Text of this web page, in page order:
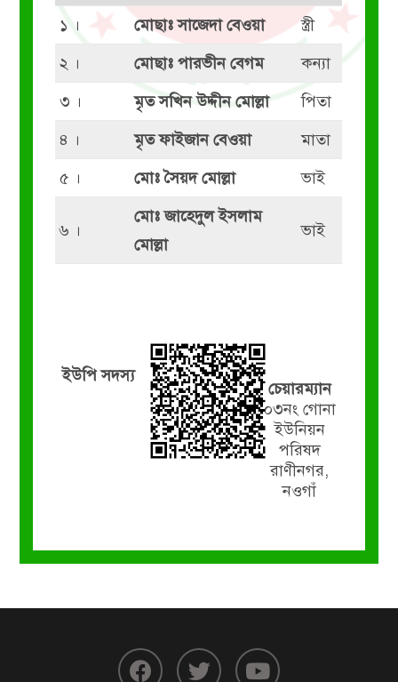
১ । মোছাঃ সাজেদা বেওয়া
স্ত্রী
২ ।
মোছাঃ পারভীন বেগম
কন্যা
৩ ।
মৃত সখিন উদ্দীন মোল্লা
পিতা
৪ ।
মৃত ফাইজান বেওয়া
মাতা
৫ ।
মোঃ সৈয়দ মোল্লা ভাই
৬ ।
মোঃ জাহেদুল ইসলাম
মোল্লা
ভাই
ইউপি সদস্য
চেয়ারম্যান
০৩নং গোনা
ইউনিয়ন
পরিষদ
রাণীনগর,
নওগাঁ